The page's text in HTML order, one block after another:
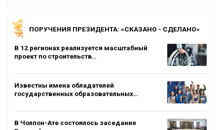
ПОРУЧЕНИЯ ПРЕЗИДЕНТА: «СКАЗАНО - СДЕЛАНО»
В 12 регионах реализуется масштабный
проект по строительств…
Известны имена обладателей
государственных образовательных…
В Чолпон-Ате состоялось заседание